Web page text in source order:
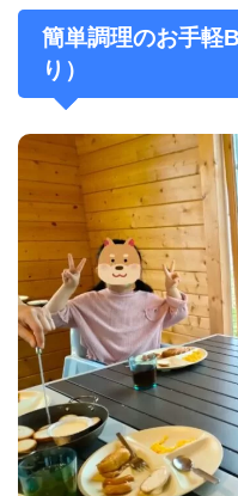
簡単調理のお手軽
り）